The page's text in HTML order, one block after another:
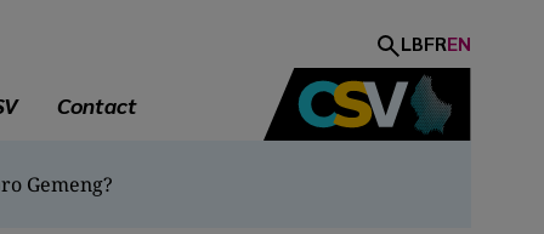
LBFREN
Contact
Gemeng?